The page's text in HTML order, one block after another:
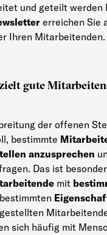
und geteilt werden
erreichen Sie
Ihren Mitarbeitenden.
gute
der offenen
bestimmte
anzusprechen
Das ist
mit
sich häufig mit